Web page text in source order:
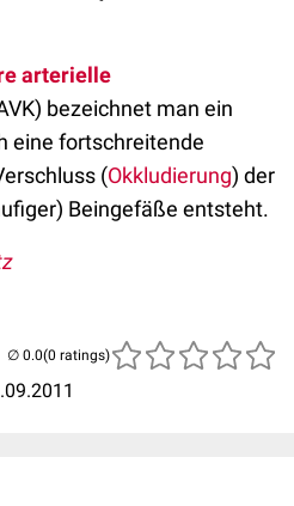
arterielle
bezeichnet man ein
eine fortschreitende
(Okkludierung) der
Beingefäße entsteht.
(0 ratings)